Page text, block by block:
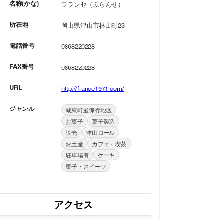
名称(かな) フランセ（ふらんせ）
所在地 岡山県津山市林田町23
電話番号 0868220228
FAX番号 0868220228
URL http://france1971.com/
ジャンル
城東町並保存地区
お菓子
菓子製造
販売
津山ロール
お土産
カフェ・喫茶
駐車場有
ケーキ
菓子・スイーツ
アクセス